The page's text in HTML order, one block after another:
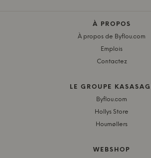
À PROPOS
À propos de Byflou.com
Emplois
Contactez
LE GROUPE KASASAGI
Byflou.com
Hollys Store
Houmøllers
WEBSHOP